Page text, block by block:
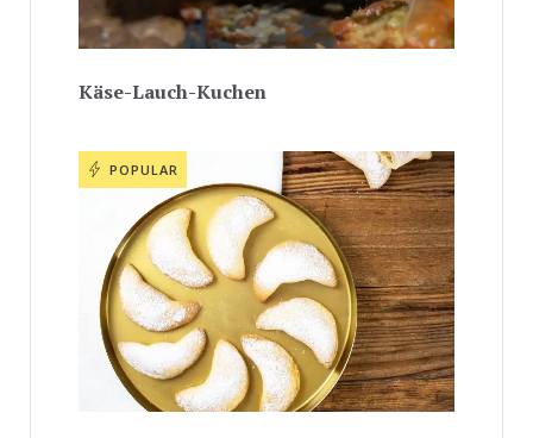
Käse-Lauch-Kuchen
POPULAR